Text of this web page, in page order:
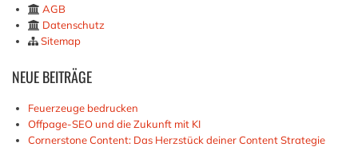
AGB
Datenschutz
Sitemap
NEUEBEITRÄGE
Feuerzeuge bedrucken
Offpage-SEO und die Zukunft mit KI
Cornerstone Content: Das Herzstück deiner Content Strategie